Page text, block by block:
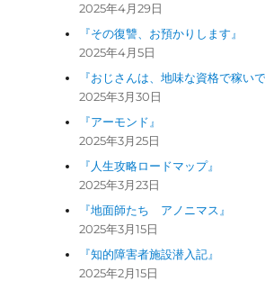
2025年4月29日
『その復讐、お預かりします』
2025年4月5日
『おじさんは、地味な資格で稼いで
2025年3月30日
『アーモンド』
2025年3月25日
『人生攻略ロードマップ』
2025年3月23日
『地面師たち アノニマス』
2025年3月15日
『知的障害者施設潜入記』
2025年2月15日